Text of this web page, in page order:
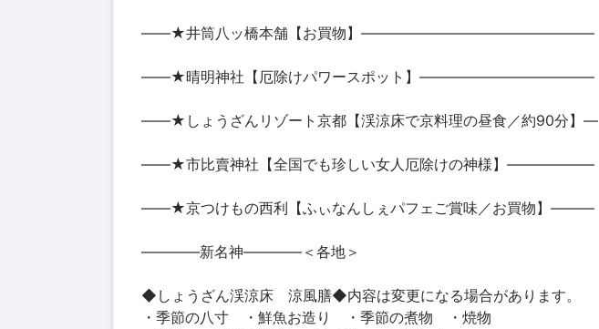
――★井筒八ッ橋本舗【お買物】――――――――――――――――
――★晴明神社【厄除けパワースポット】――――――――――――
――★しょうざんリゾート京都【渓涼床で京料理の昼食／約90分】―
――★市比賣神社【全国でも珍しい女人厄除けの神様】――――――
――★京つけもの西利【ふぃなんしぇパフェご賞味／お買物】―――
――――新名神――――＜各地＞
◆しょうざん渓涼床 涼風膳◆内容は変更になる場合があります。
・季節の八寸 ・鮮魚お造り ・季節の煮物 ・焼物